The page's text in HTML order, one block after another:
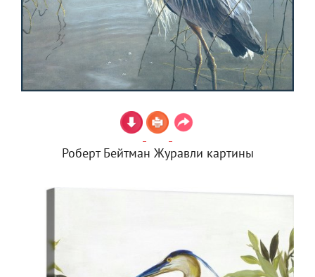
Роберт Бейтман Журавли картины